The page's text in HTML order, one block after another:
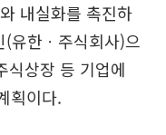
내실화를 촉진하
유한ㆍ주식회사)으
식상장 등 기업에
획이다.